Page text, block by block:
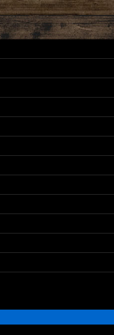
ツ
ムパーツ
パーツ
パーツ
パーツ
ムパーツ
VANQUISH］対応 カスタムパーツ
］対応 カスタムパーツ